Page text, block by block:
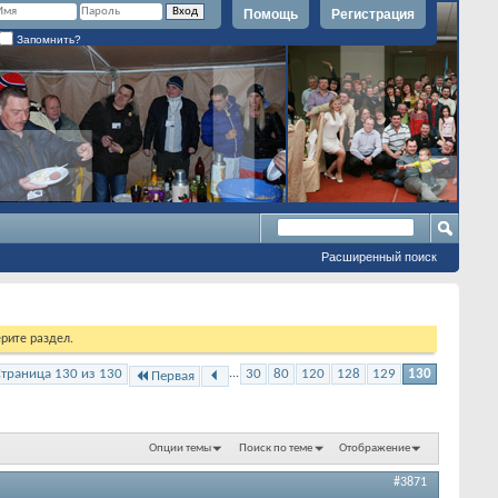
Регистрация
Помощь
Запомнить?
Расширенный поиск
раздел.
130 из 130 Первая ... 30 80 120 128 129 130
Опции темы Поиск по теме Отображение
#3871